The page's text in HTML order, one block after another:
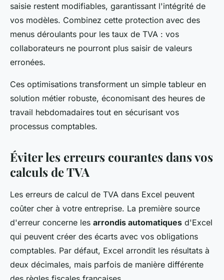
saisie restent modifiables, garantissant l'intégrité de
vos modèles. Combinez cette protection avec des
menus déroulants pour les taux de TVA : vos
collaborateurs ne pourront plus saisir de valeurs
erronées.
Ces optimisations transforment un simple tableur en
solution métier robuste, économisant des heures de
travail hebdomadaires tout en sécurisant vos
processus comptables.
Éviter les erreurs courantes dans vos
calculs de TVA
Les erreurs de calcul de TVA dans Excel peuvent
coûter cher à votre entreprise. La première source
d'erreur concerne les arrondis automatiques d'Excel
qui peuvent créer des écarts avec vos obligations
comptables. Par défaut, Excel arrondit les résultats à
deux décimales, mais parfois de manière différente